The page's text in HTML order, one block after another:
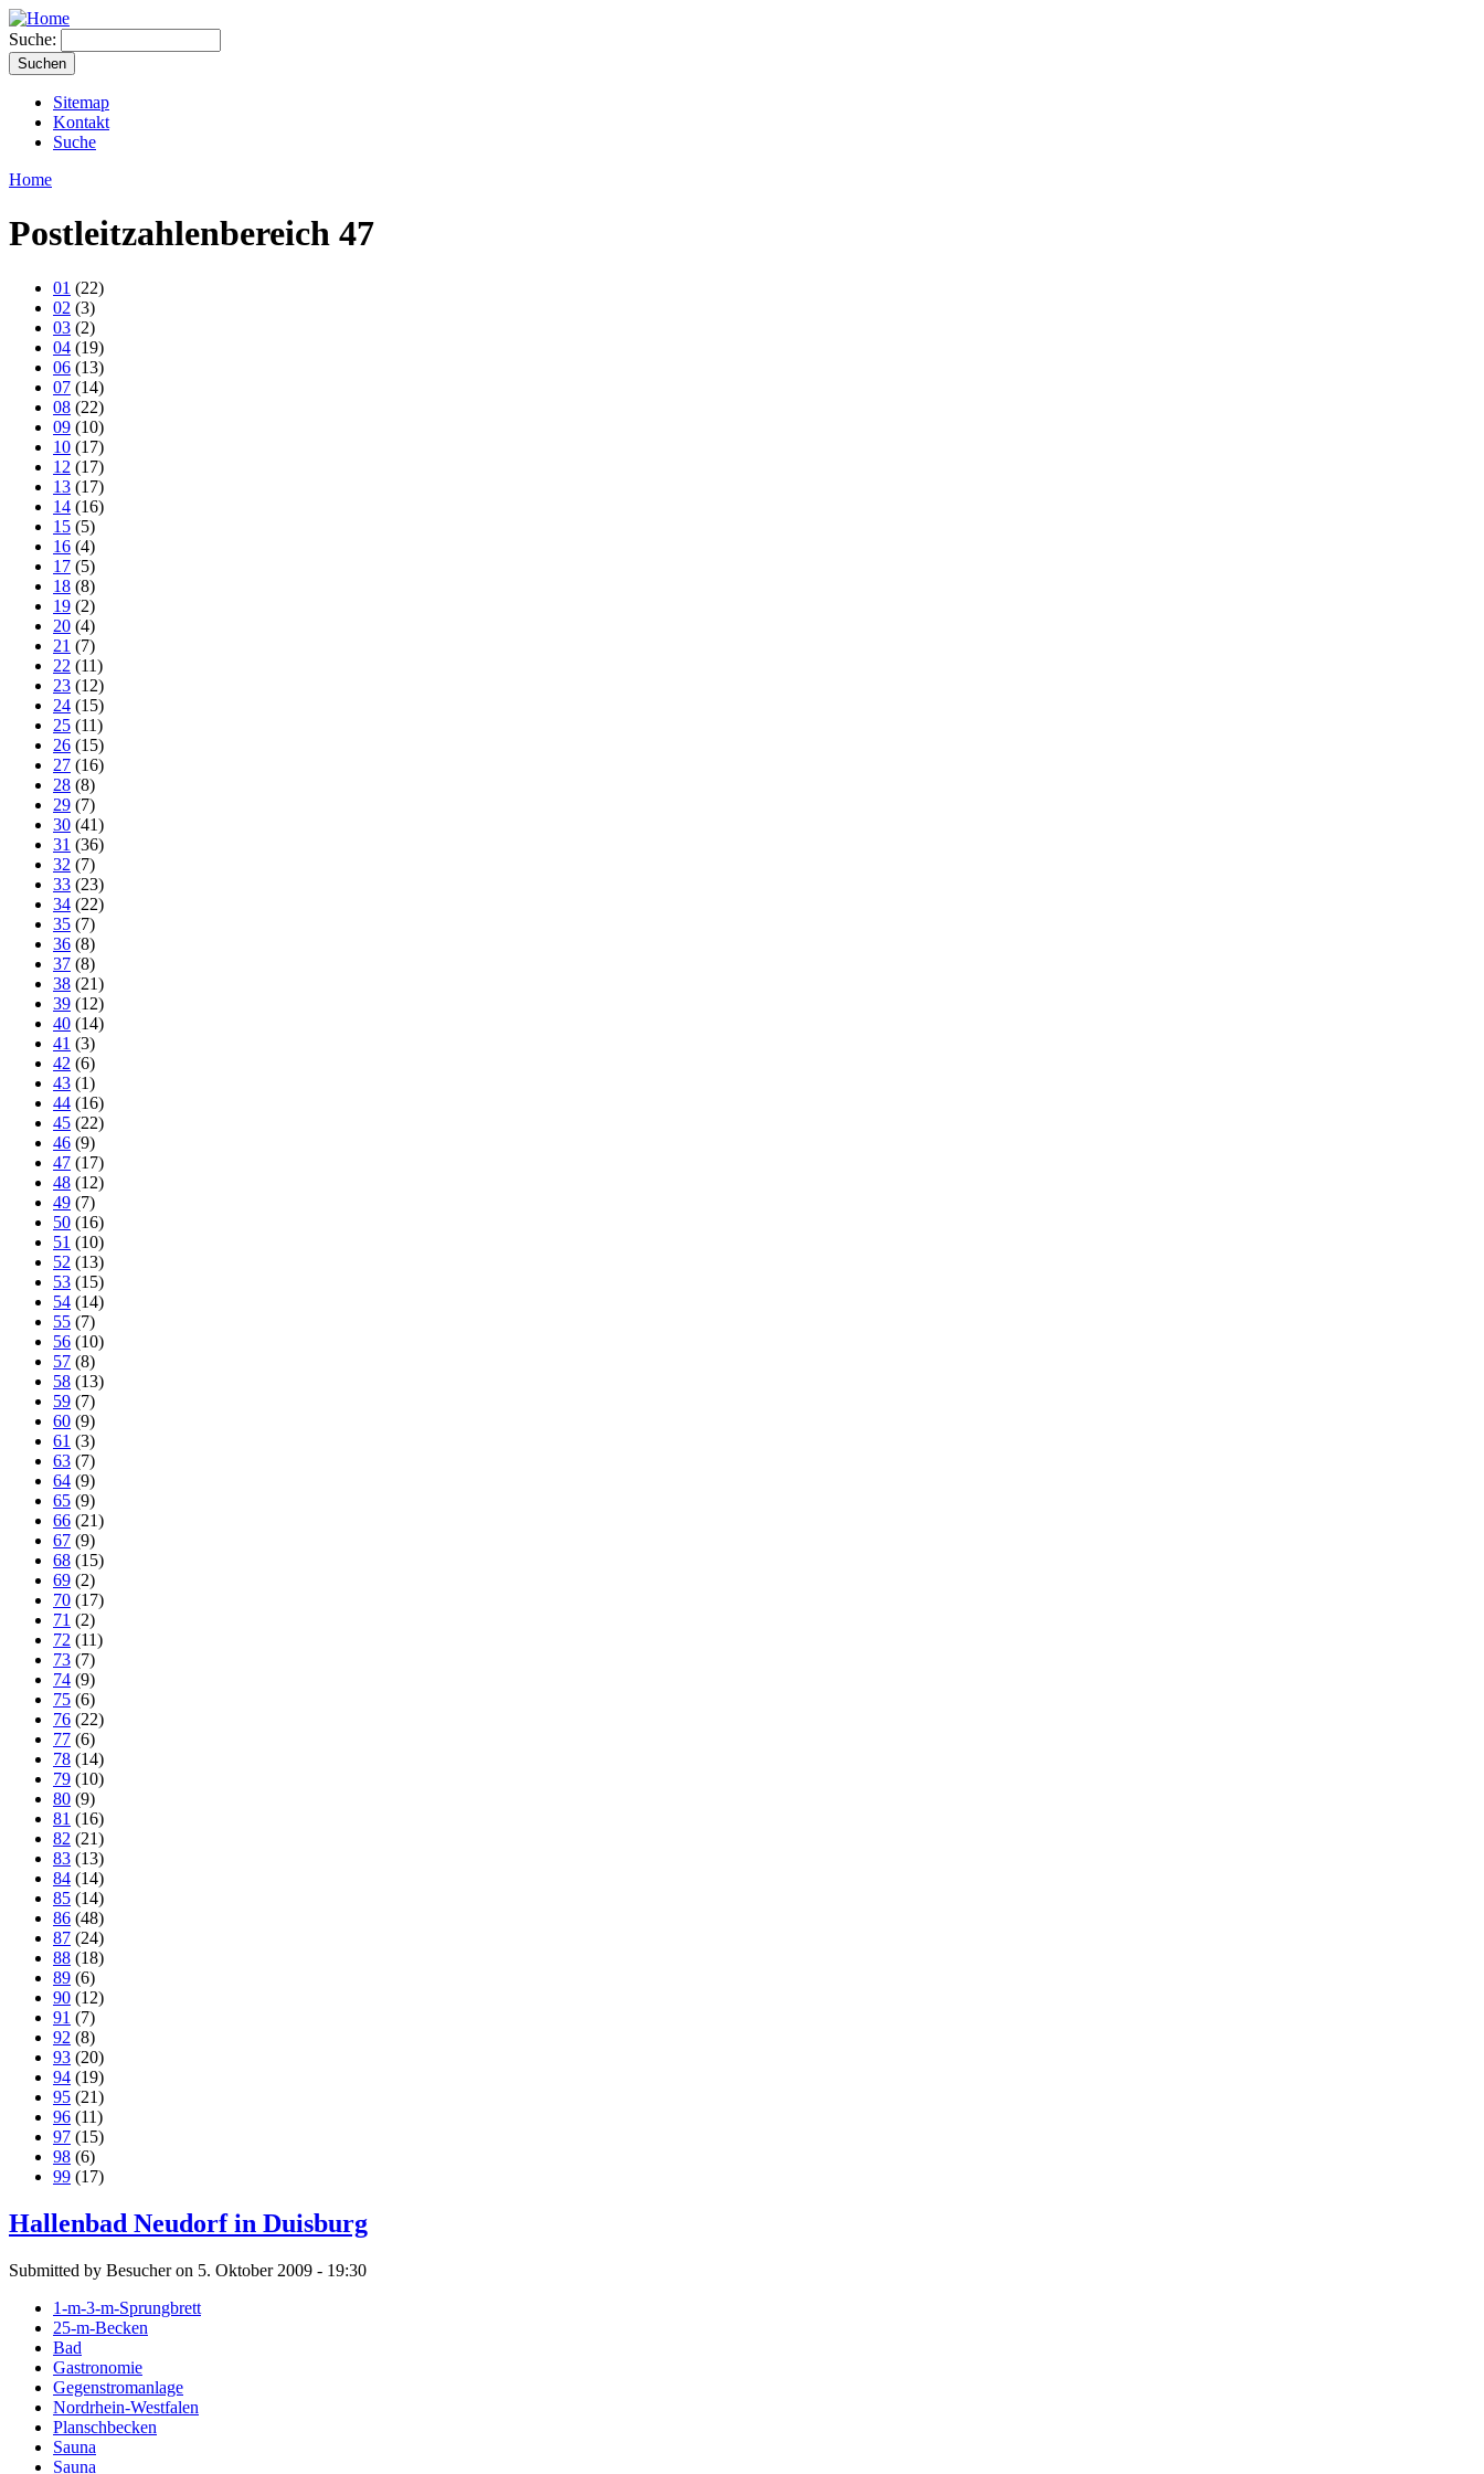
Suche:
Sitemap
Kontakt
Suche
Home
Postleitzahlenbereich 47
01 (22)
02 (3)
03 (2)
04 (19)
06 (13)
07 (14)
08 (22)
09 (10)
10 (17)
12 (17)
13 (17)
14 (16)
15 (5)
16 (4)
17 (5)
18 (8)
19 (2)
20 (4)
21 (7)
22 (11)
23 (12)
24 (15)
25 (11)
26 (15)
27 (16)
28 (8)
29 (7)
30 (41)
31 (36)
32 (7)
33 (23)
34 (22)
35 (7)
36 (8)
37 (8)
38 (21)
39 (12)
40 (14)
41 (3)
42 (6)
43 (1)
44 (16)
45 (22)
46 (9)
47 (17)
48 (12)
49 (7)
50 (16)
51 (10)
52 (13)
53 (15)
54 (14)
55 (7)
56 (10)
57 (8)
58 (13)
59 (7)
60 (9)
61 (3)
63 (7)
64 (9)
65 (9)
66 (21)
67 (9)
68 (15)
69 (2)
70 (17)
71 (2)
72 (11)
73 (7)
74 (9)
75 (6)
76 (22)
77 (6)
78 (14)
79 (10)
80 (9)
81 (16)
82 (21)
83 (13)
84 (14)
85 (14)
86 (48)
87 (24)
88 (18)
89 (6)
90 (12)
91 (7)
92 (8)
93 (20)
94 (19)
95 (21)
96 (11)
97 (15)
98 (6)
99 (17)
Hallenbad Neudorf in Duisburg
Submitted by Besucher on 5. Oktober 2009 - 19:30
1-m-3-m-Sprungbrett
25-m-Becken
Bad
Gastronomie
Gegenstromanlage
Nordrhein-Westfalen
Planschbecken
Sauna
Sauna